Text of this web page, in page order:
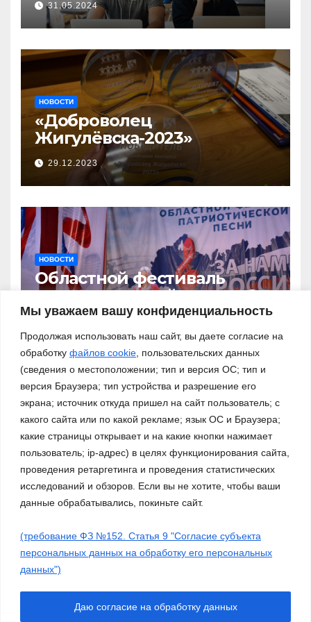
Мы уважаем вашу конфиденциальность
Продолжая использовать наш сайт, вы даете согласие на
обработку файлов cookie , пользовательских данных
(сведения о местоположении; тип и версия ОС; тип и
версия Браузера; тип устройства и разрешение его
экрана; источник откуда пришел на сайт пользователь; с
какого сайта или по какой рекламе; язык ОС и Браузера;
какие страницы открывает и на какие кнопки нажимает
пользователь; ip-адрес) в целях функционирования сайта,
проведения ретаргетинга и проведения статистических
исследований и обзоров. Если вы не хотите, чтобы ваши
данные обрабатывались, покиньте сайт.
(требование ФЗ №152. Статья 9 "Согласие субъекта
персональных данных на обработку его персональных
данных")
Даю согласие на обработку данных
бизнес-акселераторе «Ты
предприниматель»
31.05.2024
НОВОСТИ
«Доброволец
Жигулёвска-2023»
29.12.2023
НОВОСТИ
Областной фестиваль
патриотической песни «За
нами – Россия!»
Сайт работает на WordPress|Тема: Newsup, авторThemeansar
Молодежные объединения Нормативные документы